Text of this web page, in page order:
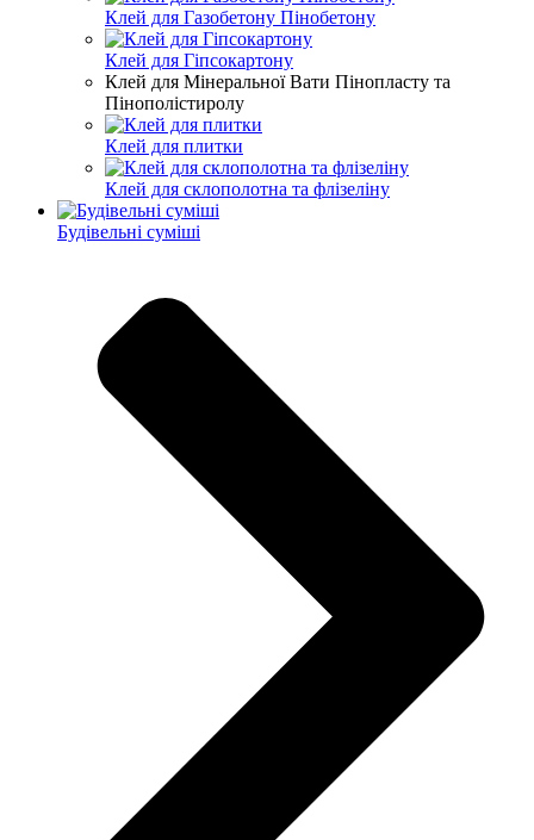
Клей для Газобетону Пінобетону
Клей для Гіпсокартону
Клей для Мінеральної Вати Пінопласту та
Пінополістиролу
Клей для плитки
Клей для склополотна та флізеліну
Будівельні суміші